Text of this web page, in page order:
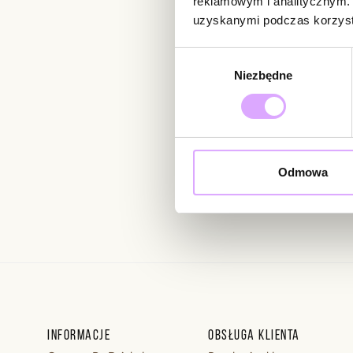
uzyskanymi podczas
Niezbędne
Odmowa
Wprowadzając i
Informacje Obsługa klienta